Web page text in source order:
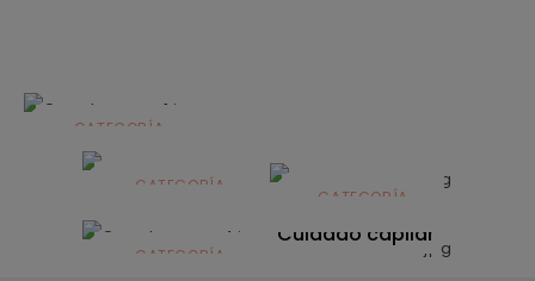
CATEGORÍA
Alimentación
infantilCATEGORÍA
Dermocosmética
CATEGORÍA
Solares
CATEGORÍA
Cuidado capilar